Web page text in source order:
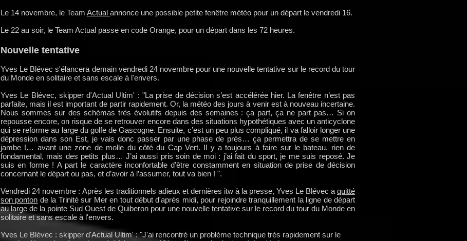
Le 14 novembre, le Team Actual annonce une possible petite fenêtre météo pour un départ le vendredi 16.
Le 22 au soir, le Team Actual passe en code Orange, pour un départ dans les 72 heures.
Nouvelle tentative
Yves Le Blévec s'élancera demain vendredi 24 novembre pour une nouvelle tentative sur le record du tour
du Monde en solitaire et sans escale à l'envers.
Yves Le Blévec, skipper d'Actual Ultim' : "La prise de décision s’est accélérée hier. La fenêtre n’est pas
parfaite, mais il est important de partir rapidement. Or, la météo des jours à venir est à nouveau incertaine.
Nous sommes sur des schémas très évolutifs depuis des semaines : ça part, ça ne part pas… Si on
repousse encore, on risque de se retrouver encore dans des situations hypothétiques avec un anticyclone
qui se reforme au large du golfe de Gascogne. Ensuite, c’est un peu plus compliqué, il va falloir longer une
dépression dans son Est, je vais donc passer par une phase de près… ça permettra de se mettre en
jambe !… avant une zone de molle du côté du Cap Vert. Il y a toujours à faire sur le bateau, rien de
fondamental, mais des petits plus… J’ai aussi pris soin de moi : j’ai fait du sport, je me suis reposé. Je
suis en forme ! A part le caractère inconfortable d’être constamment en situation de prise de décision
concernant le départ ou pas, et d’avoir à l’assumer, tout va bien ! ".
Vendredi 24 novembre : Après les traditionnels adieux et dernières itw à la presse, Yves Le Blévec a quitté
son ponton de la Trinité sur Mer en tout début d'après midi, pour rejoindre tranquillement la ligne de départ
au large de la pointe Sud Ouest de Quiberon pour une nouvelle tentative sur le record du tour du Monde en
solitaire et sans escale à l'envers.
Yves Le Blévec : skipper d'Actual Ultim' : "J'ai rencontré un problème technique très rapidement sur le